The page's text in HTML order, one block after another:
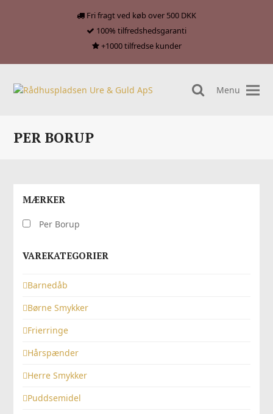
Fri fragt ved køb over 500 DKK
100% tilfredshedsgaranti
+1000 tilfredse kunder
search
Menu
PER BORUP
MÆRKER
Per Borup
VAREKATEGORIER
Barnedåb
Børne Smykker
Frierringe
Hårspænder
Herre Smykker
Puddsemidel